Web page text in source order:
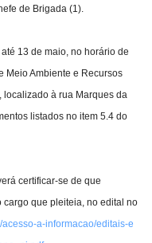
de Brigada (1).
13 de maio, no horário de
Meio Ambiente e Recursos
localizado à rua Marques da
listados no item 5.4 do
certificar-se de que
que pleiteia, no edital no
a-informacao/editais-e